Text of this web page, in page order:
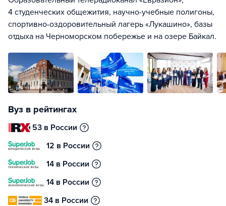
4 студенческих общежития, научно-учебные полигоны,
спортивно-оздоровительный лагерь «Лукашино», базы
отдыха на Черноморском побережье и на озере Байкал.
Вуз в рейтингах
53 в России
12 в России
14 в России
14 в России
34 в России